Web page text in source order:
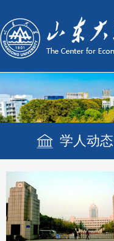
学人动态